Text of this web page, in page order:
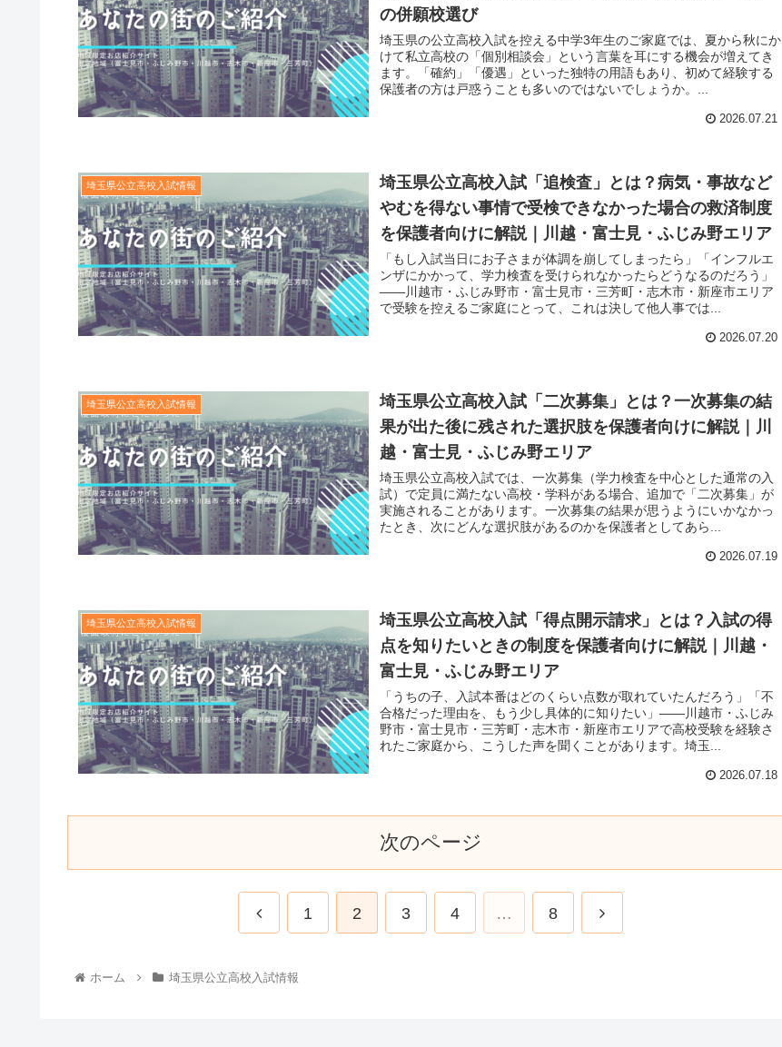
の併願校選び
埼玉県の公立高校入試を控える中学3年生のご家庭では、夏から秋にか
けて私立高校の「個別相談会」という言葉を耳にする機会が増えてき
ます。「確約」「優遇」といった独特の用語もあり、初めて経験する
保護者の方は戸惑うことも多いのではないでしょうか。...
2026.07.21
埼玉県公立高校入試情報
埼玉県公立高校入試「追検査」とは？病気・事故など
やむを得ない事情で受検できなかった場合の救済制度
を保護者向けに解説｜川越・富士見・ふじみ野エリア
「もし入試当日にお子さまが体調を崩してしまったら」「インフルエ
ンザにかかって、学力検査を受けられなかったらどうなるのだろう」
——川越市・ふじみ野市・富士見市・三芳町・志木市・新座市エリア
で受験を控えるご家庭にとって、これは決して他人事では...
2026.07.20
埼玉県公立高校入試情報
埼玉県公立高校入試「二次募集」とは？一次募集の結
果が出た後に残された選択肢を保護者向けに解説｜川
越・富士見・ふじみ野エリア
埼玉県公立高校入試では、一次募集（学力検査を中心とした通常の入
試）で定員に満たない高校・学科がある場合、追加で「二次募集」が
実施されることがあります。一次募集の結果が思うようにいかなかっ
たとき、次にどんな選択肢があるのかを保護者としてあら...
2026.07.19
埼玉県公立高校入試情報
埼玉県公立高校入試「得点開示請求」とは？入試の得
点を知りたいときの制度を保護者向けに解説｜川越・
富士見・ふじみ野エリア
「うちの子、入試本番はどのくらい点数が取れていたんだろう」「不
合格だった理由を、もう少し具体的に知りたい」——川越市・ふじみ
野市・富士見市・三芳町・志木市・新座市エリアで高校受験を経験さ
れたご家庭から、こうした声を聞くことがあります。埼玉...
2026.07.18
次のページ
1 2 3 4 … 8
ホーム 埼玉県公立高校入試情報